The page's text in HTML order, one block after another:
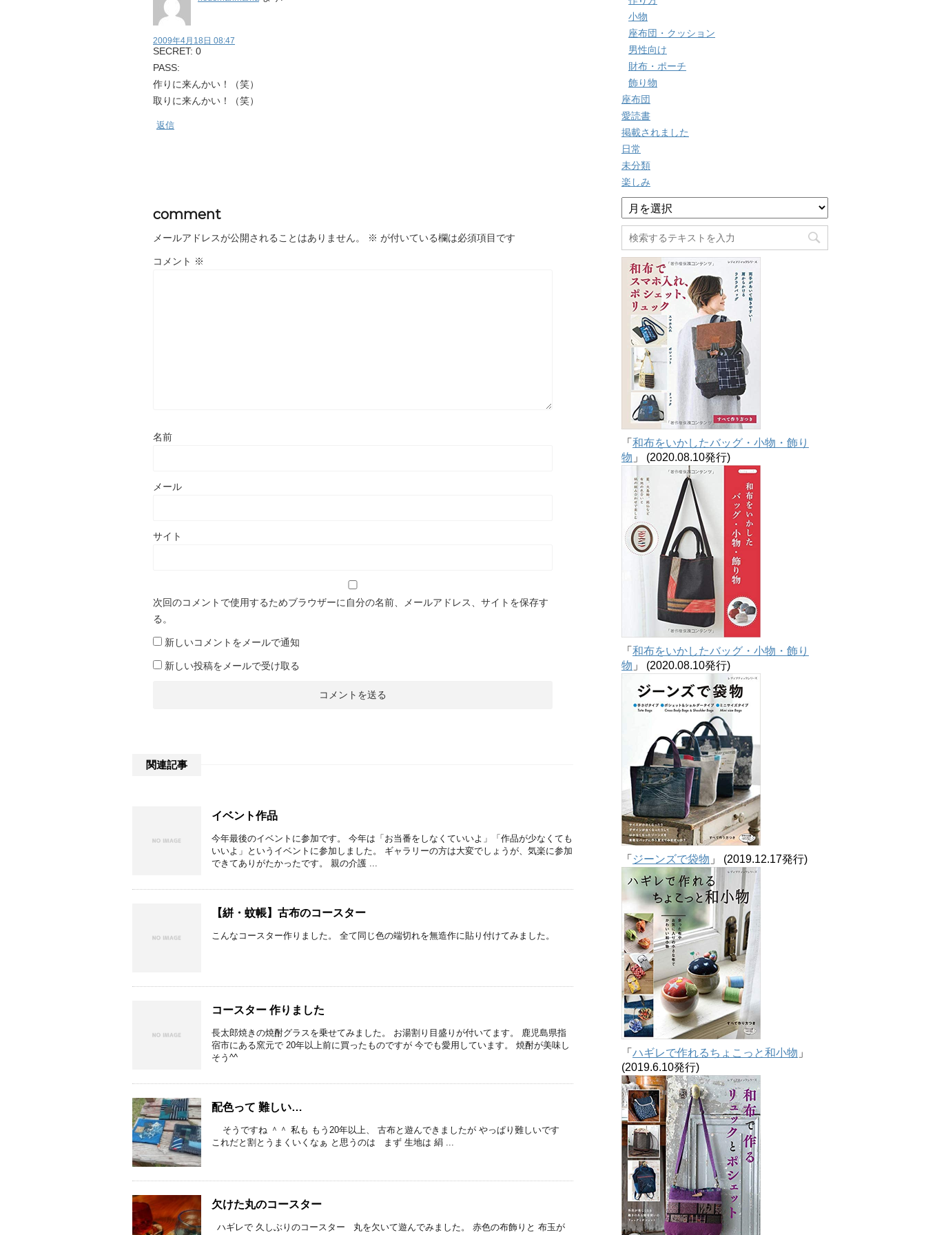
2009年4月18日 08:47
SECRET: 0
PASS:
作りに来んかい！（笑）
取りに来んかい！（笑）
返信
comment
メールアドレスが公開されることはありません。 ※ が付いている欄は必須項目です
コメント ※
名前
メール
サイト
次回のコメントで使用するためブラウザーに自分の名前、メールアドレス、サイトを保存す
る。
新しいコメントをメールで通知
新しい投稿をメールで受け取る
関連記事
イベント作品
今年最後のイベントに参加です。 今年は「お当番をしなくていいよ」「作品が少なくても
いいよ」というイベントに参加しました。 ギャラリーの方は大変でしょうが、気楽に参加
できてありがたかったです。 親の介護 ...
【絣・蚊帳】古布のコースター
こんなコースター作りました。 全て同じ色の端切れを無造作に貼り付けてみました。
コースター 作りました
長太郎焼きの焼酎グラスを乗せてみました。 お湯割り目盛りが付いてます。 鹿児島県指
宿市にある窯元で 20年以上前に買ったものですが 今でも愛用しています。 焼酎が美味し
そう^^
配色って 難しい…
そうですね ＾＾ 私も もう20年以上、 古布と遊んできましたが やっぱり難しいです
これだと割とうまくいくなぁ と思うのは まず 生地は 絹 ...
欠けた丸のコースター
ハギレで 久しぶりのコースター 丸を欠いて遊んでみました。 赤色の布飾りと 布玉が
小物
座布団・クッション
男性向け
財布・ポーチ
飾り物
座布団
愛読書
掲載されました
日常
未分類
楽しみ
ア
ー
カ
イ
ブ
「 和布をいかしたバッグ・小物・飾り
物 」 (2020.08.10発行)
「 和布をいかしたバッグ・小物・飾り
物 」 (2020.08.10発行)
「 ジーンズで袋物 」 (2019.12.17発行)
「 ハギレで作れるちょこっと和小物 」
(2019.6.10発行)